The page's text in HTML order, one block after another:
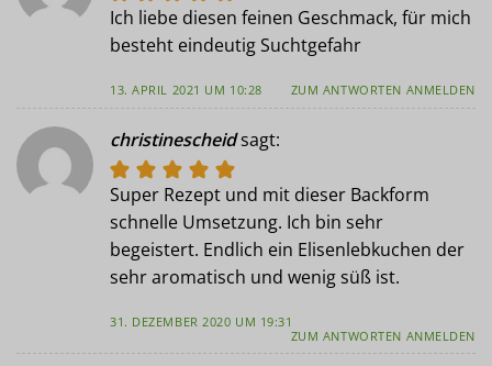
Ich liebe diesen feinen Geschmack, für mich
besteht eindeutig Suchtgefahr
13. APRIL 2021 UM 10:28 ZUM ANTWORTEN ANMELDEN
christinescheidsagt:
Super Rezept und mit dieser Backform
schnelle Umsetzung. Ich bin sehr
begeistert. Endlich ein Elisenlebkuchen der
sehr aromatisch und wenig süß ist.
31. DEZEMBER 2020 UM 19:31
ZUM ANTWORTEN ANMELDEN